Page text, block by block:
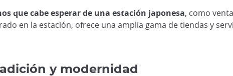
que cabe esperar de una estación japonesa, como
en la estación, ofrece una amplia gama de tiendas y
y modernidad